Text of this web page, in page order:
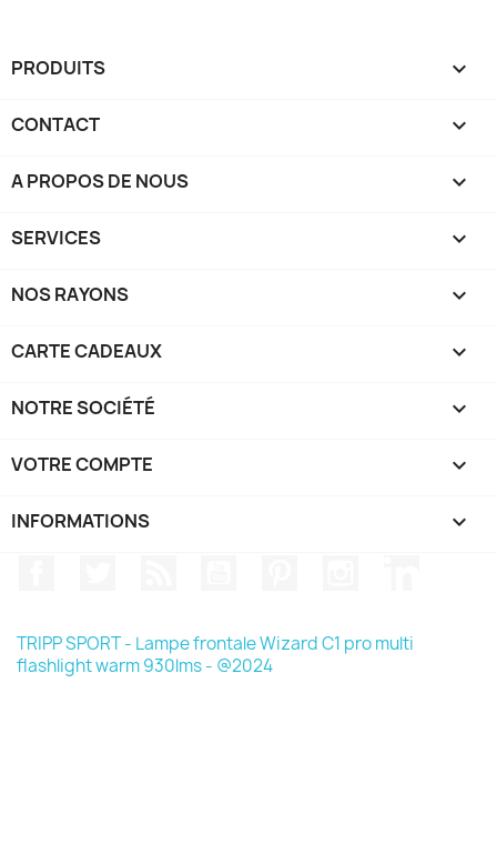
PRODUITS 
CONTACT 
A PROPOS DE NOUS 
SERVICES 
NOS RAYONS 
CARTE CADEAUX 
NOTRE SOCIÉTÉ 
VOTRE COMPTE 
INFORMATIONS keyboard_arrow_down
TRIPP SPORT - Lampe frontale Wizard C1 pro multi
flashlight warm 930lms - @2024